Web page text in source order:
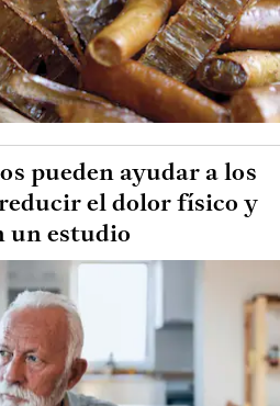
pueden ayudar a los
el dolor físico y
un estudio